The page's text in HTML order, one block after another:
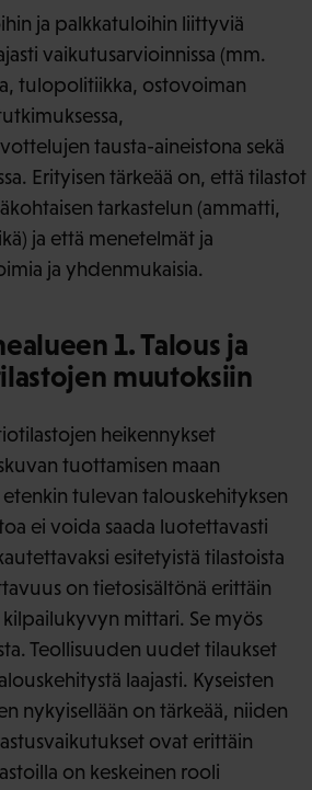
ja palkkatuloihin liittyviä
vaikutusarvioinnissa (mm.
tulopolitiikka, ostovoiman
tausta-aineistona sekä
Erityisen tärkeää on, että tilastot
tarkastelun (ammatti,
ja että menetelmät ja
ja yhdenmukaisia.
1. Talous ja
muutoksiin
heikennykset
tuottamisen maan
tulevan talouskehityksen
ei voida saada luotettavasti
esitetyistä tilastoista
on tietosisältönä erittäin
mittari. Se myös
Teollisuuden uudet tilaukset
laajasti. Kyseisten
nykyisellään on tärkeää, niiden
ovat erittäin
on keskeinen rooli